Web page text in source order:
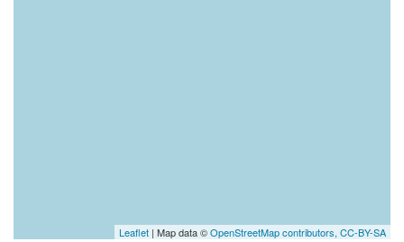
Leaflet | Map data ©OpenStreetMap contributors, CC-BY-SA